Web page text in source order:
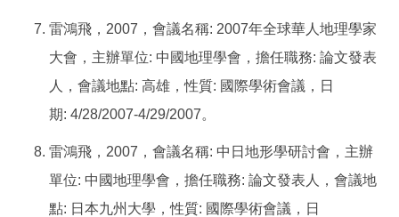
雷鴻飛， 2007 ，會議名稱: 2007年全球華人地理學家
大會，主辦單位: 中國地理學會，擔任職務: 論文發表
人，會議地點: 高雄，性質: 國際學術會議，日
期: 4/28/2007-4/29/2007。
雷鴻飛， 2007 ，會議名稱: 中日地形學研討會，主辦
單位: 中國地理學會，擔任職務: 論文發表人，會議地
點: 日本九州大學，性質: 國際學術會議，日